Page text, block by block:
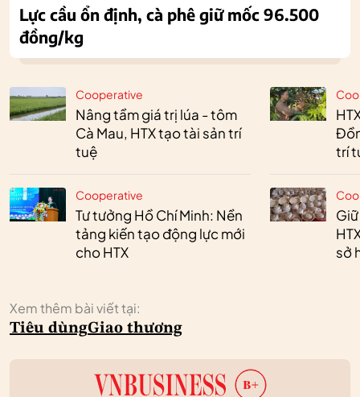
Cooperative
Nâng tầm giá trị lúa - tôm
Cà Mau, HTX tạo tài sản trí
tuệ
Cooperative
Tư tưởng Hồ Chí Minh: Nền
tảng kiến tạo động lực mới
cho HTX
trí
sở
Xem thêm bài viết tại:
Tiêu dùngGiao thương
Lực cầu ổn định, cà phê giữ mốc 96.500
đồng/kg